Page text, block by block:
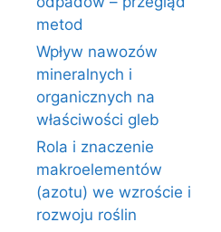
metod
Wpływ nawozów
mineralnych i
organicznych na
właściwości gleb
Rola i znaczenie
makroelementów
(azotu) we wzroście i
rozwoju roślin